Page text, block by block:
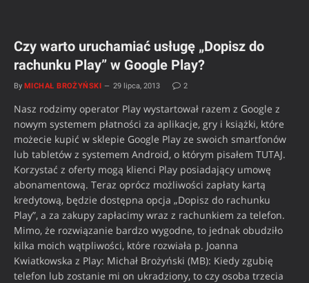
Czy warto uruchamiać usługę „Dopisz do
rachunku Play” w Google Play?
By MICHAŁ BROŻYŃSKI 29 lipca, 2013 2
Nasz rodzimy operator Play wystartował razem z Google z
nowym systemem płatności za aplikacje, gry i książki, które
możecie kupić w sklepie Google Play ze swoich smartfonów
lub tabletów z systemem Android, o którym pisałem TUTAJ.
Korzystać z oferty mogą klienci Play posiadający umowę
abonamentową. Teraz oprócz możliwości zapłaty kartą
kredytową, będzie dostępna opcja „Dopisz do rachunku
Play”, a za zakupy zapłacimy wraz z rachunkiem za telefon.
Mimo, że rozwiązanie bardzo wygodne, to jednak obudziło
kilka moich wątpliwości, które rozwiała p. Joanna
Kwiatkowska z Play: Michał Brożyński (MB): Kiedy zgubię
telefon lub zostanie mi on ukradziony, to czy osoba trzecia